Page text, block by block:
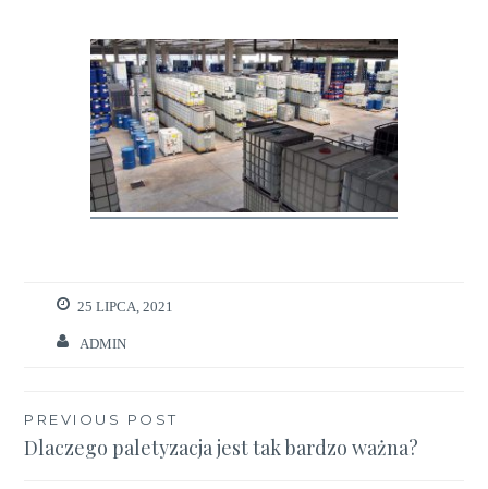
25 LIPCA, 2021
ADMIN
Nawigacja
wpisu
PREVIOUS POST
Dlaczego paletyzacja jest tak bardzo ważna?